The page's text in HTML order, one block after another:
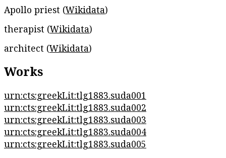
Apollo priest (Wikidata)
therapist (Wikidata)
architect (Wikidata)
Works
urn:cts:greekLit:tlg1883.suda001
urn:cts:greekLit:tlg1883.suda002
urn:cts:greekLit:tlg1883.suda003
urn:cts:greekLit:tlg1883.suda004
urn:cts:greekLit:tlg1883.suda005